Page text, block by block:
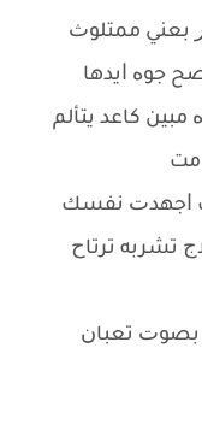
ﺑﻌﻨﻲ ﻣﻤﺘﻠﻮﺙ
ﺟﻮﻩ ﺍﻳﺪﻫﺎ
ﻛﺎﻋﺪ ﻳﺘﺄﻟﻢ
ﺍﺟﻬﺪﺕ ﻧﻔﺴﻚ
ﺗﺸﺮﺑﻪ ﺗﺮﺗﺎﺡ
ﺑﺼﻮﺕ ﺗﻌﺒﺎﻥ